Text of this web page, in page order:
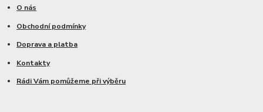
O nás
Obchodní podmínky
Doprava a platba
Kontakty
Rádi Vám pomůžeme při výběru